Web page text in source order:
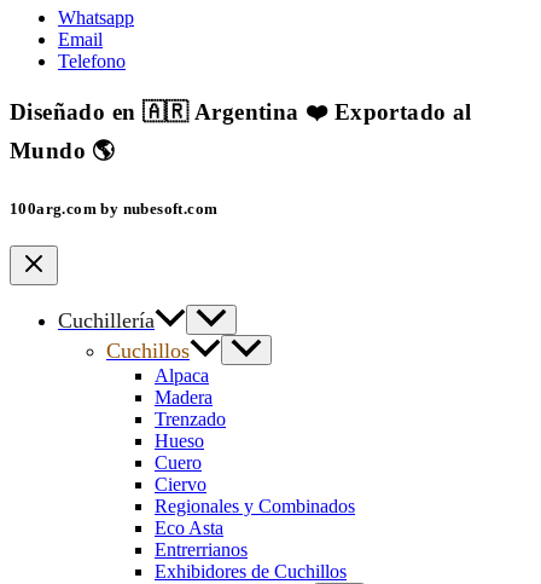
Whatsapp
Email
Telefono
Diseñado en 🇦🇷 Argentina ❤️ Exportado al
Mundo 🌎
100arg.com by nubesoft.com
Cuchillería
Cuchillos
Alpaca
Madera
Trenzado
Hueso
Cuero
Ciervo
Regionales y Combinados
Eco Asta
Entrerrianos
Exhibidores de Cuchillos